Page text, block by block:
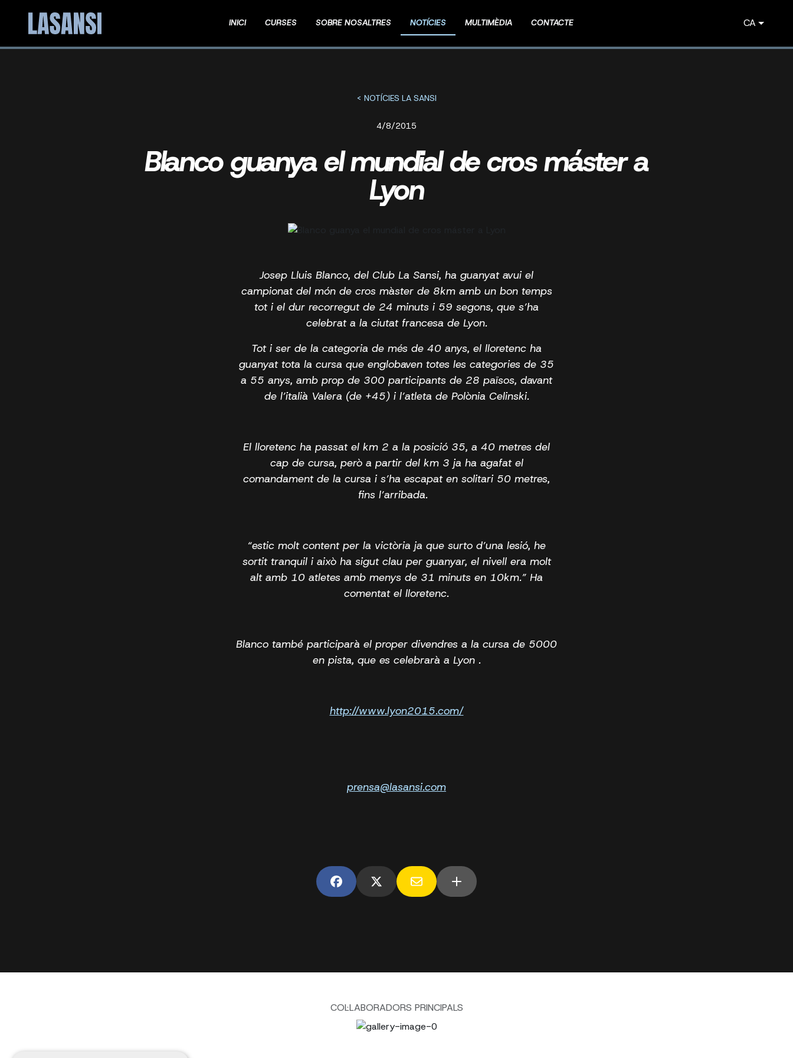
INICI CURSES SOBRE NOSALTRES NOTÍCIES MULTIMÈDIA CONTACTE CA
< NOTÍCIES LA SANSI
4/8/2015
Blanco guanya el mundial de cros máster a
Lyon
Josep Lluis Blanco, del Club La Sansi, ha guanyat avui el
campionat del món de cros màster de 8km amb un bon temps
tot i el dur recorregut de 24 minuts i 59 segons, que s’ha
celebrat a la ciutat francesa de Lyon.
Tot i ser de la categoria de més de 40 anys, el lloretenc ha
guanyat tota la cursa que englobaven totes les categories de 35
a 55 anys, amb prop de 300 participants de 28 països, davant
de l’italià Valera (de +45) i l’atleta de Polònia Celinski.
El lloretenc ha passat el km 2 a la posició 35, a 40 metres del
cap de cursa, però a partir del km 3 ja ha agafat el
comandament de la cursa i s’ha escapat en solitari 50 metres,
fins l’arribada.
“estic molt content per la victòria ja que surto d’una lesió, he
sortit tranquil i això ha sigut clau per guanyar, el nivell era molt
alt amb 10 atletes amb menys de 31 minuts en 10km.” Ha
comentat el lloretenc.
Blanco també participarà el proper divendres a la cursa de 5000
en pista, que es celebrarà a Lyon .
http://www.lyon2015.com/
prensa@lasansi.com
COL·LABORADORS PRINCIPALS